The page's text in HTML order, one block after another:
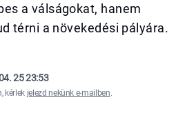
a válságokat, hanem
térni a növekedési pályára.
25 23:53
kérlek jelezd nekünk e-mailben.